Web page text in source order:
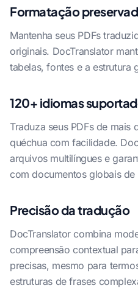
Formatação
Mantenha seus PDFs
originais. DocTranslator
tabelas, fontes e a estrutura
120+ idiomas
Traduza seus PDFs de mais
quéchua com facilidade.
arquivos multilíngues e
com documentos globais
Precisão da tradução
DocTranslator combina
compreensão contextual
precisas, mesmo para
estruturas de frases